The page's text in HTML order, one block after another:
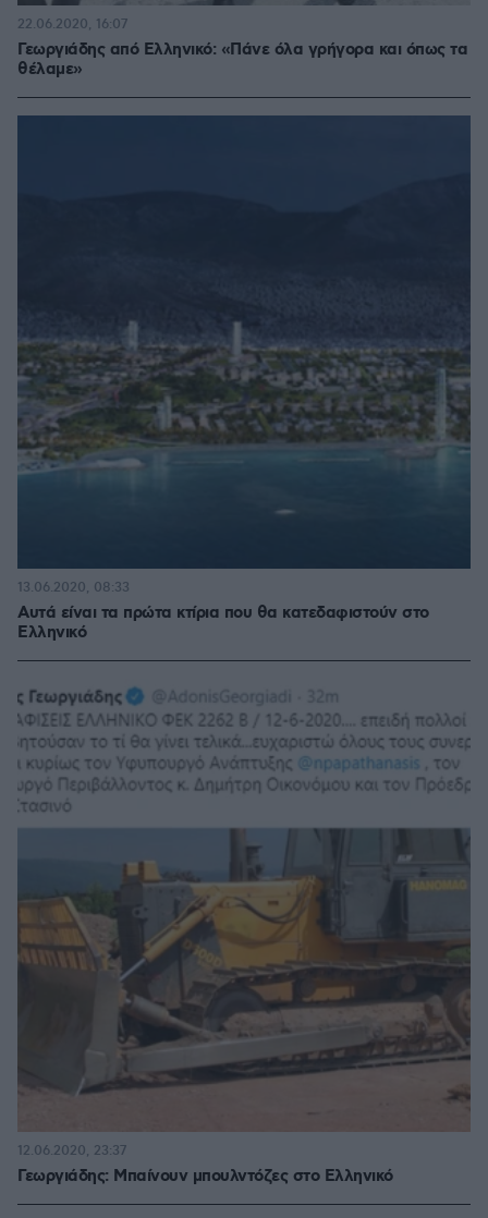
Γεωργιάδης από Ελληνικό: «Πάνε όλα γρήγορα και όπως τα
θέλαμε»
22.06.2020, 16:07
Αυτά είναι τα πρώτα κτίρια που θα κατεδαφιστούν στο
Ελληνικό
13.06.2020, 08:33
Γεωργιάδης: Μπαίνουν μπουλντόζες στο Ελληνικό
12.06.2020, 23:37